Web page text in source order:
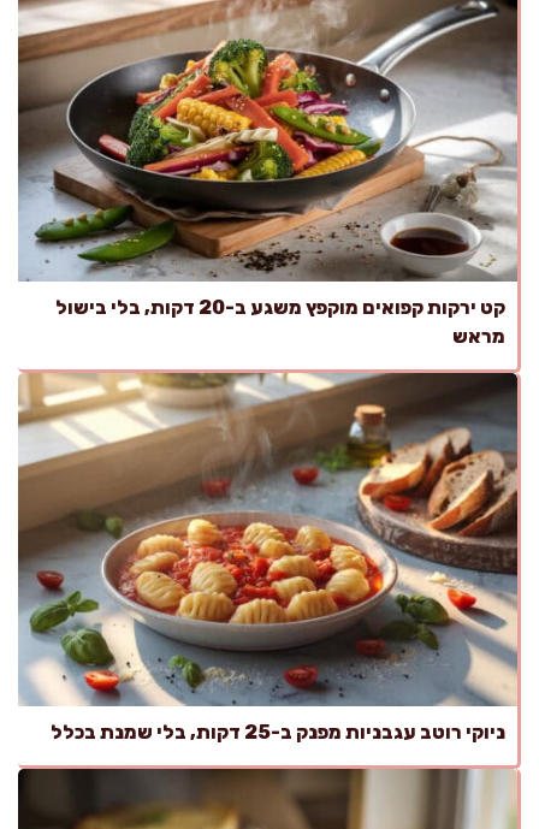
קט ירקות קפואים מוקפץ משגע ב-20 דקות, בלי בישול
מראש
ניוקי רוטב עגבניות מפנק ב-25 דקות, בלי שמנת בכלל